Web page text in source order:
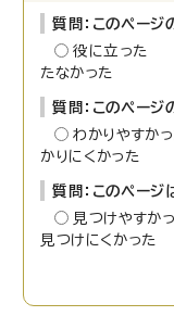
質問：このペー
役に立った
たなかった
質問：このペー
わかりやすか
かりにくかった
質問：このペー
見つけやすか
見つけにくかった